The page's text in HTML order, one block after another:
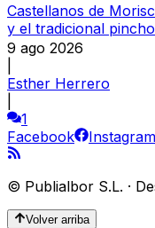
Castellanos de
y el tradicional
9 ago 2026
Esther Herrero
1
Facebook
Instagram
© Publialbor S.L. ·
Volver arriba